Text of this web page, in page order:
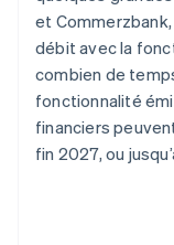
et
débit avec la
combien de
fonctionnalité
financiers
fin 2027, ou